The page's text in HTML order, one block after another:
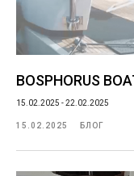
BOSPHORUS
15.02.2025 - 22.02.2025
15.02.2025 БЛОГ